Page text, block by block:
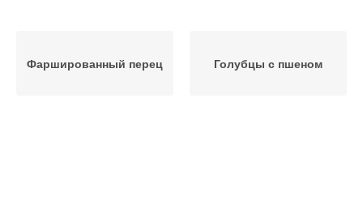
Фаршированный перец Голубцы с пшеном